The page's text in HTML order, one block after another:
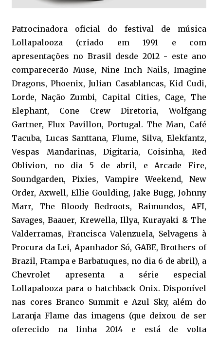
Patrocinadora oficial do festival de música
Lollapalooza (criado em 1991 e com
apresentações no Brasil desde 2012 - este ano
comparecerão Muse, Nine Inch Nails, Imagine
Dragons, Phoenix, Julian Casablancas, Kid Cudi,
Lorde, Nação Zumbi, Capital Cities, Cage, The
Elephant, Cone Crew Diretoria, Wolfgang
Gartner, Flux Pavillon, Portugal. The Man, Café
Tacuba, Lucas Santtana, Flume, Silva, Elekfantz,
Vespas Mandarinas, Digitaria, Coisinha, Red
Oblivion, no dia 5 de abril, e Arcade Fire,
Soundgarden, Pixies, Vampire Weekend, New
Order, Axwell, Ellie Goulding, Jake Bugg, Johnny
Marr, The Bloody Bedroots, Raimundos, AFI,
Savages, Baauer, Krewella, Illya, Kurayaki & The
Valderramas, Francisca Valenzuela, Selvagens à
Procura da Lei, Apanhador Só, GABE, Brothers of
Brazil, Ftampa e Barbatuques, no dia 6 de abril), a
Chevrolet apresenta a série especial
Lollapalooza para o hatchback Onix. Disponível
nas cores Branco Summit e Azul Sky, além do
Laranja Flame das imagens (que deixou de ser
oferecido na linha 2014 e está de volta